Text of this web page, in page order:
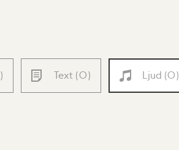
) Text (0) Ljud (0)